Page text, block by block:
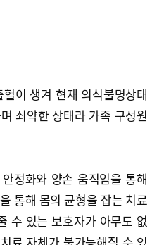
이 생겨 현재 의식불명상태
쇠약한 상태라 가족 구성원
정화와 양손 움직임을 통해
통해 몸의 균형을 잡는 치료
수 있는 보호자가 아무도 없